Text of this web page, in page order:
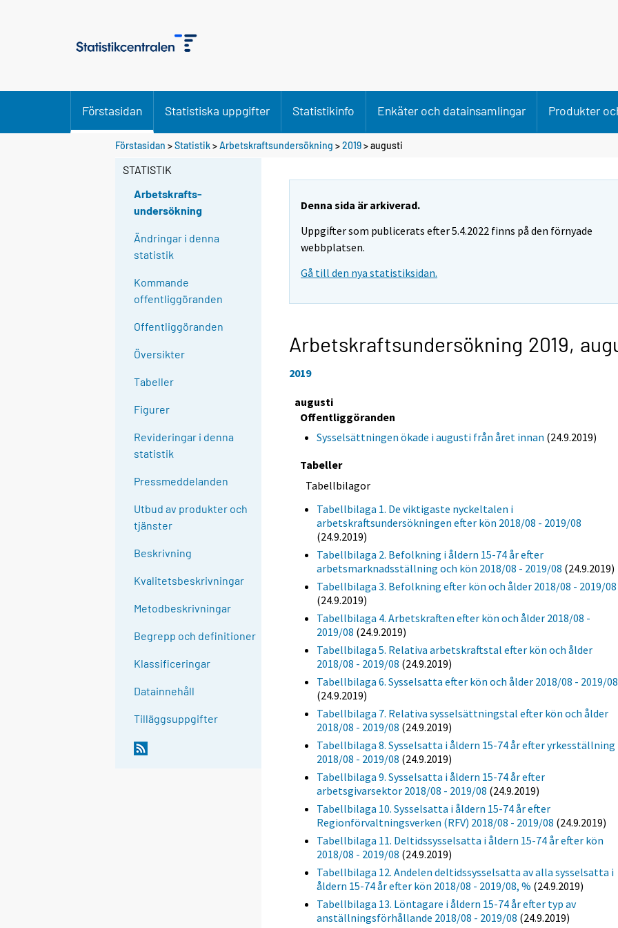
Förstasidan Statistiska uppgifter Statistikinfo Enkäter och datainsamlingar Produkter
Förstasidan >Statistik>Arbetskraftsundersökning >2019>augusti
STATISTIK
Arbetskrafts-
undersökning
Ändringar i denna
statistik
Kommande
offentliggöranden
Offentliggöranden
Översikter
Tabeller
Figurer
Revideringar i denna
statistik
Pressmeddelanden
Utbud av produkter och
tjänster
Beskrivning
Kvalitetsbeskrivningar
Metodbeskrivningar
Begrepp och definitioner
Klassificeringar
Datainnehåll
Tilläggsuppgifter
Denna sida är arkiverad.
Uppgifter som publicerats efter 5.4.2022 finns på den förnyade
webbplatsen.
Gå till den nya statistiksidan.
Arbetskraftsundersökning 2019,
2019
augusti
Offentliggöranden
Sysselsättningen ökade i augusti från året innan (24.9.2019)
Tabeller
Tabellbilagor
Tabellbilaga 1. De viktigaste nyckeltalen i
arbetskraftsundersökningen efter kön 2018/08 - 2019/08
(24.9.2019)
Tabellbilaga 2. Befolkning i åldern 15-74 år efter
arbetsmarknadsställning och kön 2018/08 - 2019/08 (24.9.2019)
Tabellbilaga 3. Befolkning efter kön och ålder 2018/08 - 2019/08
(24.9.2019)
Tabellbilaga 4. Arbetskraften efter kön och ålder 2018/08 -
2019/08 (24.9.2019)
Tabellbilaga 5. Relativa arbetskraftstal efter kön och ålder
2018/08 - 2019/08 (24.9.2019)
Tabellbilaga 6. Sysselsatta efter kön och ålder 2018/08 - 2019/08
(24.9.2019)
Tabellbilaga 7. Relativa sysselsättningstal efter kön och ålder
2018/08 - 2019/08 (24.9.2019)
Tabellbilaga 8. Sysselsatta i åldern 15-74 år efter yrkesställning
2018/08 - 2019/08 (24.9.2019)
Tabellbilaga 9. Sysselsatta i åldern 15-74 år efter
arbetsgivarsektor 2018/08 - 2019/08 (24.9.2019)
Tabellbilaga 10. Sysselsatta i åldern 15-74 år efter
Regionförvaltningsverken (RFV) 2018/08 - 2019/08 (24.9.2019)
Tabellbilaga 11. Deltidssysselsatta i åldern 15-74 år efter kön
2018/08 - 2019/08 (24.9.2019)
Tabellbilaga 12. Andelen deltidssysselsatta av alla sysselsatta i
åldern 15-74 år efter kön 2018/08 - 2019/08, % (24.9.2019)
Tabellbilaga 13. Löntagare i åldern 15-74 år efter typ av
anställningsförhållande 2018/08 - 2019/08 (24.9.2019)